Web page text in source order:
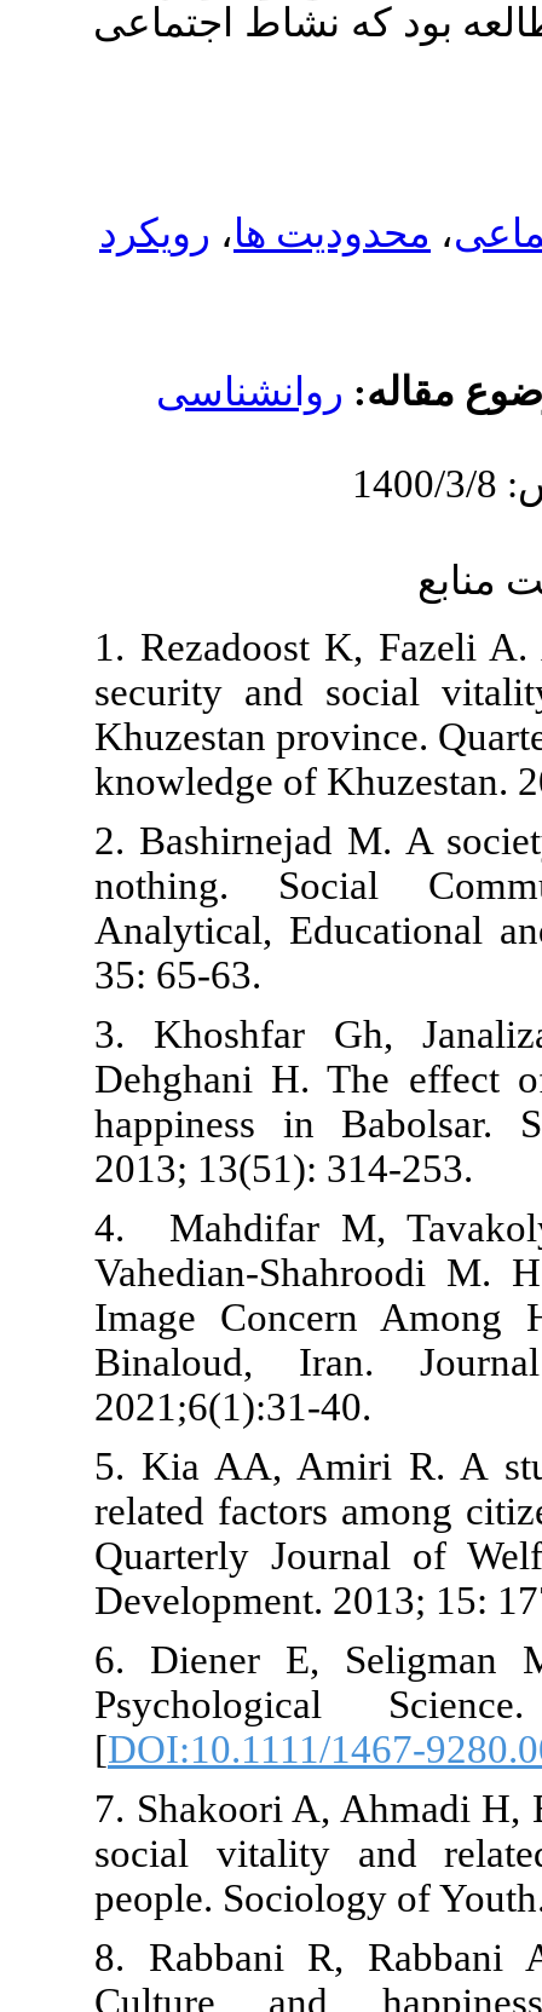
اجتماعی
ها، رویکرد
1.
security
Khuzestan
knowledge
2.
nothing.
Analytical,
3.
Dehghani
happiness
2013;
4.
Vahedian-
Image
Binaloud,
5. Kia AA,
related
Quarterly
6. Diener
[
7. Shakoori
social
people.
8. Rabbani
Culture